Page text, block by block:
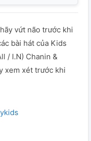
vứt não trước khi
bài hát của Kids
/ I.N) Chanin &
xem xét trước khi